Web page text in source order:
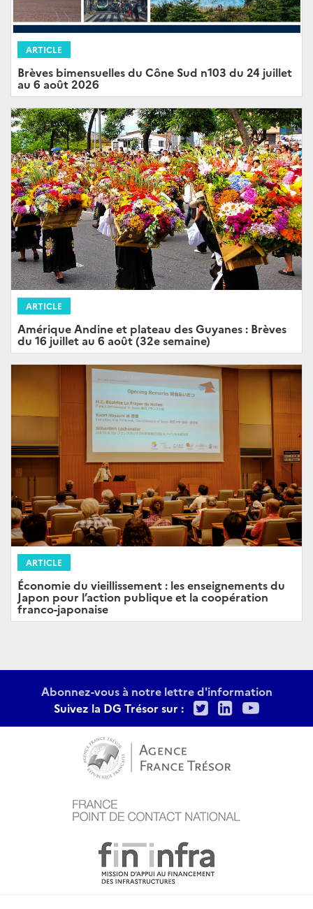
ARTICLE
Brèves bimensuelles du Cône Sud n103 du 24 juillet
au 6 août 2026
ARTICLE
Amérique Andine et plateau des Guyanes : Brèves
du 16 juillet au 6 août (32e semaine)
ARTICLE
Économie du vieillissement : les enseignements du
Japon pour l’action publique et la coopération
franco-japonaise
Abonnez-vous à notre lettre d'information
Suivez la DG Trésor sur :
TwitterLinkedIn